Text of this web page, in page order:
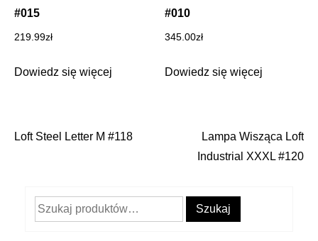
#015
219.99zł
Dowiedz się więcej
#010
345.00zł
Dowiedz się więcej
Nawigacja
Loft Steel Letter M #118
Lampa Wisząca Loft
Industrial XXXL #120
Szukaj: Szukaj